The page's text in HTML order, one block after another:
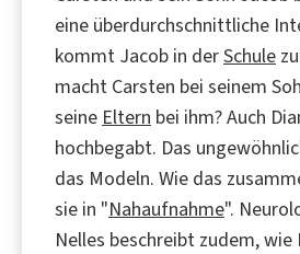
eine überdurchschnittliche
kommt Jacob in derSchule
macht Carsten bei seinem
seine Eltern bei ihm? Auch
hochbegabt. Das
das Modeln. Wie das
sie in "Nahaufnahme".
Nelles beschreibt zudem,